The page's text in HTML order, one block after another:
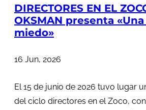
DIRECTORES EN EL
OKSMAN presenta
miedo»
16 Jun, 2026
El 15 de junio de 2026 tuvo lugar
del ciclo directores en el Zoco,